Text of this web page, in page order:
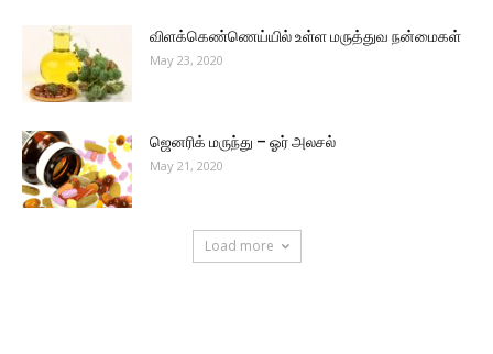
விளக்கெண்ணெய்யில் உள்ள மருத்துவ நன்மைகள்
May 23, 2020
ஜெனரிக் மருந்து – ஓர் அலசல்
May 21, 2020
Load more